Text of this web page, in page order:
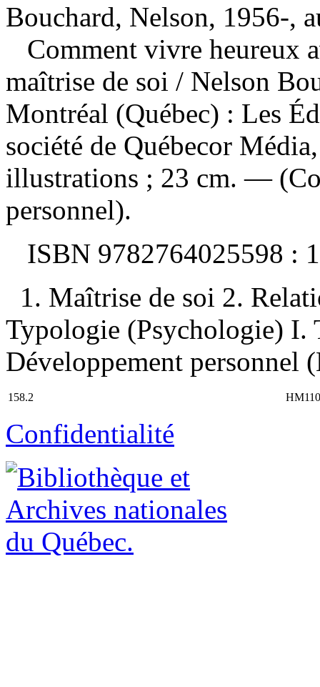
Bouchard, Nelson, 1956-,
Comment vivre heureux
maîtrise de soi / Nelson
Montréal (Québec) : Les
société de Québecor
illustrations ; 23 cm. —
personnel).
ISBN 9782764025598 :
1. Maîtrise de soi 2.
Typologie (Psychologie)
Développement personnel
158.2
Confidentialité